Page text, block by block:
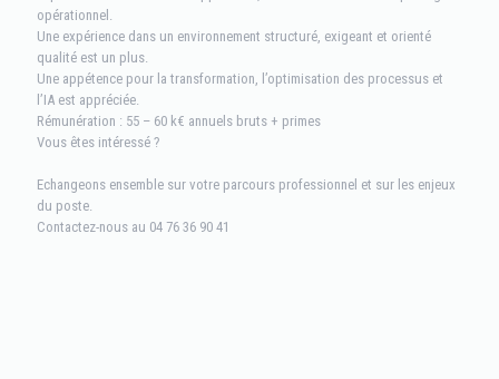
opérationnel.
Une expérience dans un environnement structuré, exigeant et orienté
qualité est un plus.
Une appétence pour la transformation, l’optimisation des processus et
l’IA est appréciée.
Rémunération : 55 – 60 k€ annuels bruts + primes
Vous êtes intéressé ?
Echangeons ensemble sur votre parcours professionnel et sur les enjeux
du poste.
Contactez-nous au 04 76 36 90 41